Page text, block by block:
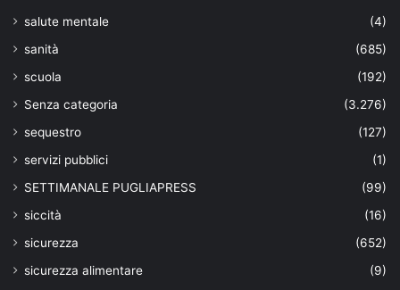
salute mentale
(4)
sanità
(685)
scuola
(192)
Senza categoria
(3.276)
sequestro
(127)
servizi pubblici
(1)
SETTIMANALE PUGLIAPRESS
(99)
siccità
(16)
sicurezza
(652)
sicurezza alimentare
(9)